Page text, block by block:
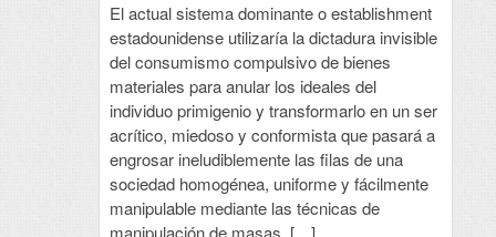
El actual sistema dominante o establishment
estadounidense utilizaría la dictadura invisible
del consumismo compulsivo de bienes
materiales para anular los ideales del
individuo primigenio y transformarlo en un ser
acrítico, miedoso y conformista que pasará a
engrosar ineludiblemente las filas de una
sociedad homogénea, uniforme y fácilmente
manipulable mediante las técnicas de